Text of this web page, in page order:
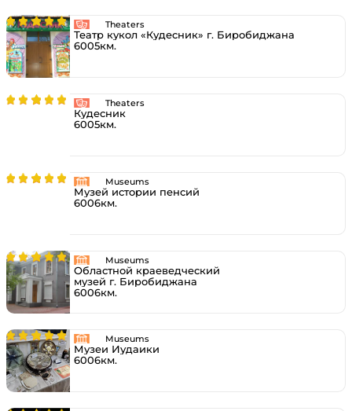
Theaters
Театр кукол «Кудесник» г. Биробиджана
6005км.
Theaters
Кудесник
6005км.
Museums
Музей истории пенсий
6006км.
Museums
Областной краеведческий
музей г. Биробиджана
6006км.
Museums
Музеи Иудаики
6006км.